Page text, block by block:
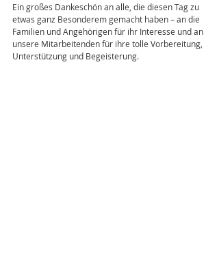
Ein großes Dankeschön an alle, die diesen Tag zu
etwas ganz Besonderem gemacht haben – an die
Familien und Angehörigen für ihr Interesse und an
unsere Mitarbeitenden für ihre tolle Vorbereitung,
Unterstützung und Begeisterung.